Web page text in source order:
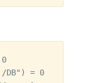
DB") = 0